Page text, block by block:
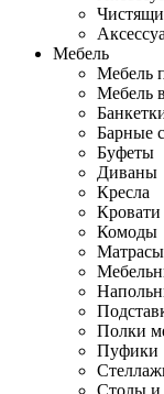
Мебель
Мебель
Мебель
Барные
Буфеты
Диваны
Кресла
Кровати
Комоды
Матрасы
Полки
Пуфики
Столы и